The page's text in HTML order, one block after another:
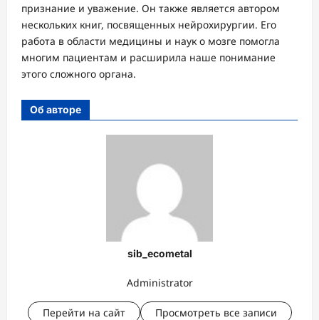
признание и уважение. Он также является автором
нескольких книг, посвященных нейрохирургии. Его
работа в области медицины и наук о мозге помогла
многим пациентам и расширила наше понимание
этого сложного органа.
Об авторе
sib_ecometal
Administrator
Перейти на сайт Просмотреть все записи